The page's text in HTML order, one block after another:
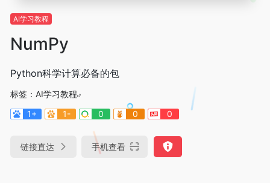
AI学习教程
NumPy
Python科学计算必备的包
标签： AI学习教程
1+
1- 0 0 0
链接直达 手机查看